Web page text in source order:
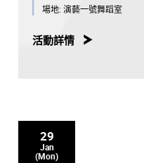
場地: 演藝一號舞蹈室
活動詳情
29
Jan
(Mon)